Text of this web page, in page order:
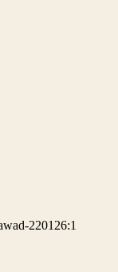
220126:1